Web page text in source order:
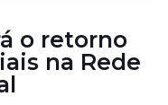
o retorno
na Rede